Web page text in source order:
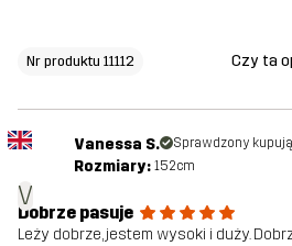
Nr produktu 11112 Czy ta
V
Vanessa S. Sprawdzony
Rozmiary: 152cm
Dobrze pasuje
Leży dobrze, jestem wysoki i duży.